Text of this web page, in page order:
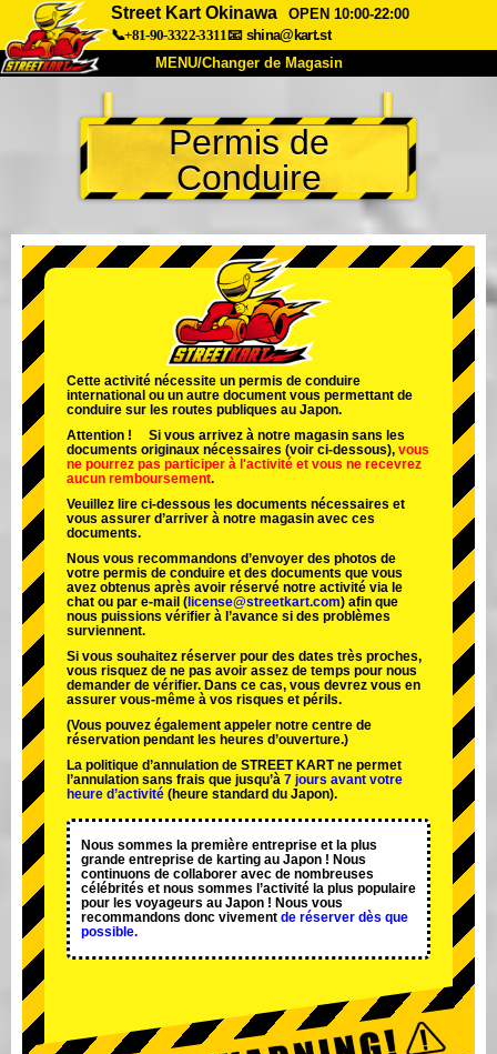
Street Kart Okinawa
OPEN 10:00-22:00
📞+81-90-3322-3311📧 shina@kart.st
MENU/Changer de Magasin
À Propos Caractéristiques Tarifs
Accès Avis FAQ
Changer de Magasin
Tokyo Akihabara#1
Tokyo Akihabara#2
Tokyo Shibuya Annexe Baie de Tokyo
Tokyo Asakusa
Okinawa
Permis de
Conduire
Cette activité nécessite un permis de conduire
international ou un autre document vous permettant de
conduire sur les routes publiques au Japon.
Attention ! Si vous arrivez à notre magasin sans les
documents originaux nécessaires (voir ci-dessous), vous
ne pourrez pas participer à l'activité et vous ne recevrez
aucun remboursement.
Veuillez lire ci-dessous les documents nécessaires et
vous assurer d’arriver à notre magasin avec ces
documents.
Nous vous recommandons d’envoyer des photos de
votre permis de conduire et des documents que vous
avez obtenus après avoir réservé notre activité via le
chat ou par e-mail ( license@streetkart.com) afin que
nous puissions vérifier à l’avance si des problèmes
surviennent.
Si vous souhaitez réserver pour des dates très proches,
vous risquez de ne pas avoir assez de temps pour nous
demander de vérifier. Dans ce cas, vous devrez vous en
assurer vous-même à vos risques et périls.
(Vous pouvez également appeler notre centre de
réservation pendant les heures d’ouverture.)
La politique d’annulation de STREET KART ne permet
l’annulation sans frais que jusqu’à 7 jours avant votre
heure d’activité (heure standard du Japon).
Nous sommes la première entreprise et la plus
grande entreprise de karting au Japon ! Nous
continuons de collaborer avec de nombreuses
célébrités et nous sommes l’activité la plus populaire
pour les voyageurs au Japon ! Nous vous
recommandons donc vivement de réserver dès que
possible.